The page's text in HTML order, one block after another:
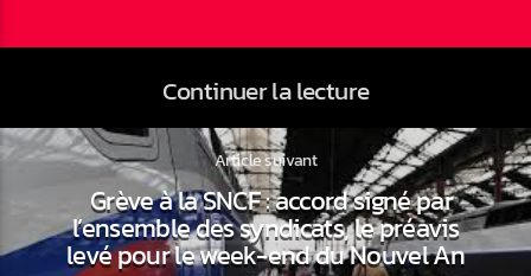
Continuer la lecture
Article suivant
Grève à la SNCF : accord signé par
l’ensemble des syndicats, le préavis
levé pour le week-end du Nouvel An